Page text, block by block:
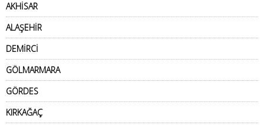
AKHİSAR
ALAŞEHİR
DEMİRCİ
GÖLMARMARA
GÖRDES
KIRKAĞAÇ